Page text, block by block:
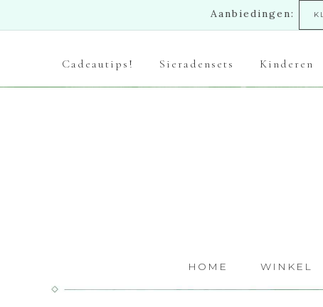
Aanbiedingen:
Cadeautips! Sieradensets Kinderen
HOME WINKEL